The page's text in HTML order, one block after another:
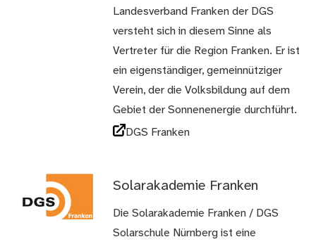
Landesverband Franken der DGS
versteht sich in diesem Sinne als
Vertreter für die Region Franken. Er ist
ein eigenständiger, gemeinnütziger
Verein, der die Volksbildung auf dem
Gebiet der Sonnenenergie durchführt.
DGS Franken
Solarakademie Franken
Die Solarakademie Franken / DGS
Solarschule Nürnberg ist eine